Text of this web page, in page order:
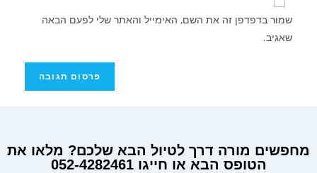
שמור בדפדפן זה את השם, האימייל והאתר שלי לפעם הבאה
שאגיב.
מחפשים מורה דרך לטיול הבא שלכם? מלאו את
הטופס הבא או חייגו 052-4282461